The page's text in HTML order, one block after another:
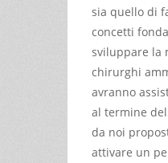
sia quello di
concetti
sviluppare la
chirurghi
avranno
al termine
da noi
attivare un